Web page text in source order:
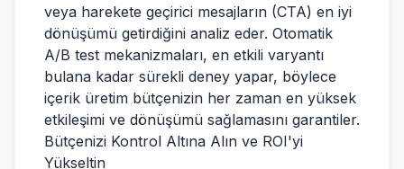
veya harekete geçirici mesajların (CTA) en iyi
dönüşümü getirdiğini analiz eder. Otomatik
A/B test mekanizmaları, en etkili varyantı
bulana kadar sürekli deney yapar, böylece
içerik üretim bütçenizin her zaman en yüksek
etkileşimi ve dönüşümü sağlamasını garantiler.
Bütçenizi Kontrol Altına Alın ve ROI'yi
Yükseltin